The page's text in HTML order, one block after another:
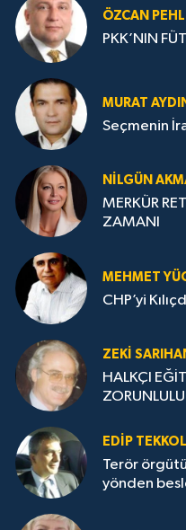
ÖZCAN
PKK’NIN
MURAT
Seçmenin
NILGÜN
MERKÜR
ZAMANI
MEHMET
CHP’yi
ZEKI
HALKÇI
EDIP TEKKOL
Terör örgütü
yönden